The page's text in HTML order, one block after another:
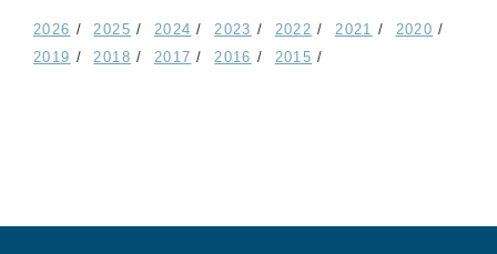
2026 2025 2024 2023 2022 2021
2020
2019
2018 2017 2016 2015